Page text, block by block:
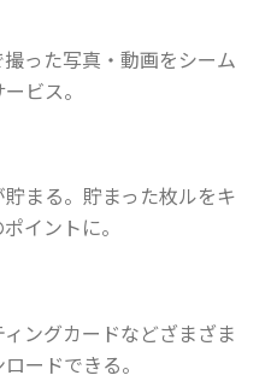
った写真・動画をシーム
ビス。
まる。貯まった枚ルをキ
イントに。
ングカードなどざまざま
ードできる。